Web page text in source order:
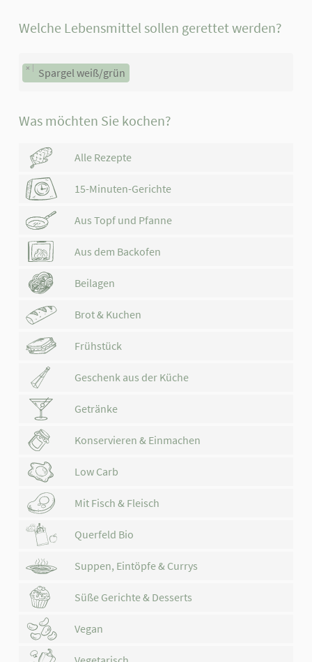
Welche Lebensmittel sollen gerettet werden?
× Spargel weiß/grün
Was möchten Sie kochen?
Alle Rezepte
15-Minuten-Gerichte
Aus Topf und Pfanne
Aus dem Backofen
Beilagen
Brot & Kuchen
Frühstück
Geschenk aus der Küche
Getränke
Konservieren & Einmachen
Low Carb
Mit Fisch & Fleisch
Querfeld Bio
Suppen, Eintöpfe & Currys
Süße Gerichte & Desserts
Vegan